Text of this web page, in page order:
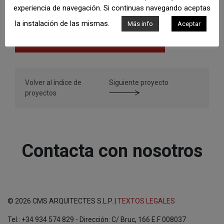
Proyectos de rehabilitación
Volver al índice de
proyectos
Siguiente proyecto
Contacta con nosotros
© 2026 CMS ARQUITECTES S.L.P. | TEXTOS LEGALES
Tel.: +34 934 574 829 - Dirección: C/ Bruc, 166 E.F 008037
experiencia de navegación. Si continuas navegando aceptas
la instalación de las mismas.
Más info Aceptar